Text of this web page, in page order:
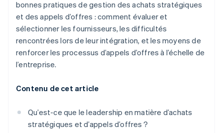
bonnes pratiques de gestion des achats stratégiques
et des appels d’offres : comment évaluer et
sélectionner les fournisseurs, les difficultés
rencontrées lors de leur intégration, et les moyens de
renforcer les processus d’appels d’offres à l’échelle de
l’entreprise.
Contenu de cet article
Qu’est-ce que le leadership en matière d’achats
stratégiques et d’appels d’offres ?